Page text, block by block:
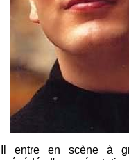
Il entre en scène à